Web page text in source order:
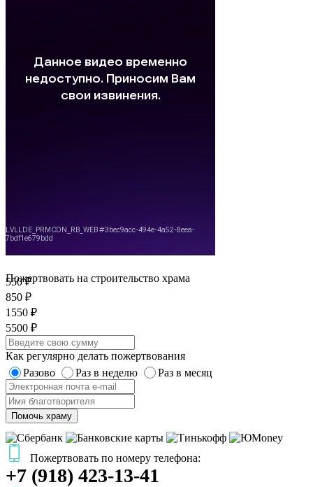
Пожертвовать на строительство храма
550 ₽
850 ₽
1550 ₽
5500 ₽
Как регулярно делать пожертвования
Разово
Раз в неделю Раз в месяц
Помочь храму
Пожертвовать по номеру телефона:
+7 (918) 423-13-41